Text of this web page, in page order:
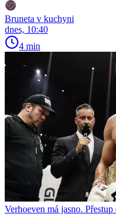
Bruneta v kuchyni
dnes, 10:40
4 min
Verhoeven má jasno.